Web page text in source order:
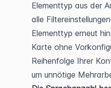
Elementtyp aus der
alle
Elementtyp erneut
Karte ohne
Reihenfolge Ihrer
um unnötige